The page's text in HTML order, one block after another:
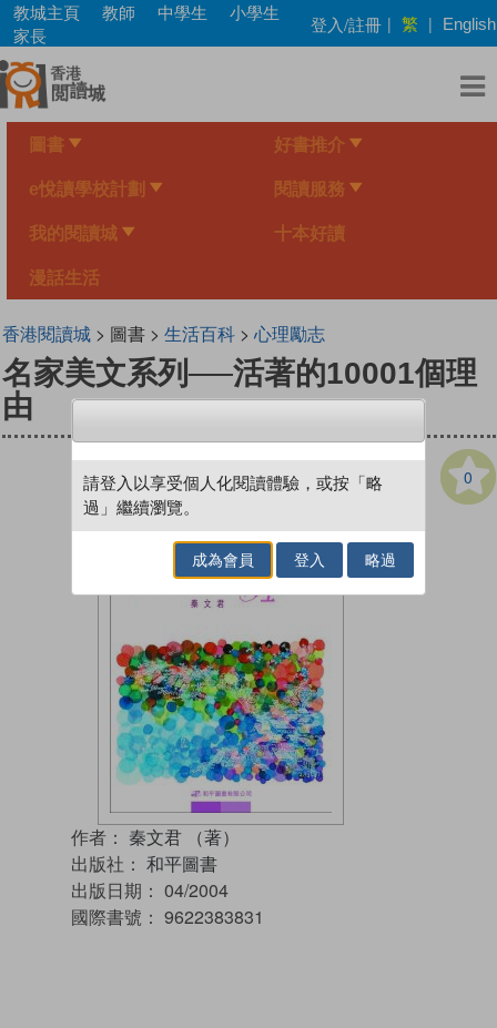
Skip
main
content
教城主頁 教師 中學生
小學生
家長
登入/註冊 | 繁 | English
圖書 好書推介
e悅讀學校計劃 閱讀服務
我的閱讀城 十本好讀
漫話生活
香港閱讀城> 圖書 > 生活百科> 心理勵志
名家美文系列──活著的10001個理
由
0
作者： 秦文君 （著）
出版社： 和平圖書
出版日期： 04/2004
國際書號： 9622383831
請登入以享受個人化閱讀體驗，或按「略
過」繼續瀏覽。
成為會員 登入 略過